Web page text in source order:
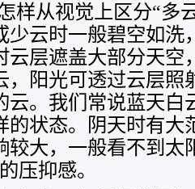
样从视觉上区分“多
少云时一般碧空如洗
云层遮盖大部分天空
，阳光可透过云层照
云。我们常说蓝天白
的状态。阴天时有大
较大，一般看不到太
压抑感。